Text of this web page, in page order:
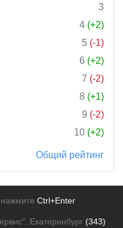
3
4 (+2)
5 (-1)
6 (+2)
7 (-2)
8 (+1)
9 (-2)
10 (+2)
Общий рейтинг
Ctrl+Enter
Екатеринбург (343)